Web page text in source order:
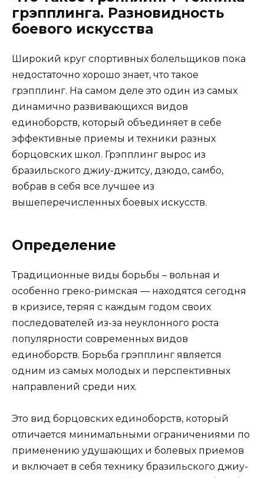
грэпплинга. Разновидность
боевого искусства
Широкий круг спортивных болельщиков пока
недостаточно хорошо знает, что такое
грэпплинг. На самом деле это один из самых
динамично развивающихся видов
единоборств, который объединяет в себе
эффективные приемы и техники разных
борцовских школ. Грэпплинг вырос из
бразильского джиу-джитсу, дзюдо, самбо,
вобрав в себя все лучшее из
вышеперечисленных боевых искусств.
Определение
Традиционные виды борьбы – вольная и
особенно греко-римская — находятся сегодня
в кризисе, теряя с каждым годом своих
последователей из-за неуклонного роста
популярности современных видов
единоборств. Борьба грэпплинг является
одним из самых молодых и перспективных
направлений среди них.
Это вид борцовских единоборств, который
отличается минимальными ограничениями по
применению удушающих и болевых приемов
и включает в себя технику бразильского джиу-